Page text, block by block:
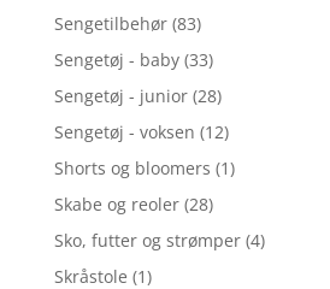
Sengetilbehør (83)
Sengetøj - baby (33)
Sengetøj - junior (28)
Sengetøj - voksen (12)
Shorts og bloomers (1)
Skabe og reoler (28)
Sko, futter og strømper (4)
Skråstole (1)